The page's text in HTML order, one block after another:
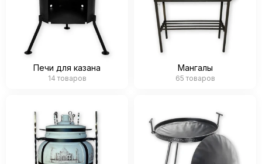
Печи для казана
14 товаров
Мангалы
65 товаров